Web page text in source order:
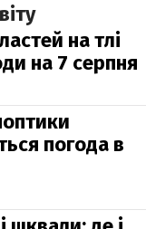
на тлі
на 7 серпня
погода в